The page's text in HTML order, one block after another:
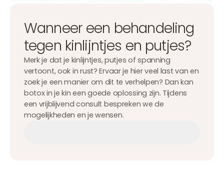
Wanneer een behandeling
tegen kinlijntjes en putjes?
Merk je dat je kinlijntjes, putjes of spanning
vertoont, ook in rust? Ervaar je hier veel last van en
zoek je een manier om dit te verhelpen? Dan kan
botox in je kin een goede oplossing zijn. Tijdens
een vrijblijvend consult bespreken we de
mogelijkheden en je wensen.